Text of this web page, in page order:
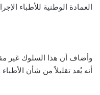
العمادة الوطنية للأطباء
وأضاف أن هذا السلوك غير
أنه يُعد تقليلاً من شأن